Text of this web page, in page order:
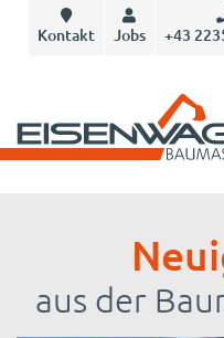
Kontakt Jobs +43
aus der